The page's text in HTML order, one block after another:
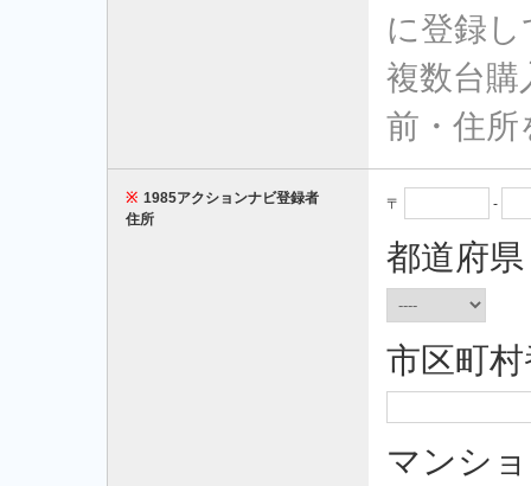
に登録
複数台購
前・住所
※ 1985アクションナビ登録者
住所
〒 -
都道府県
市区町
マンシ